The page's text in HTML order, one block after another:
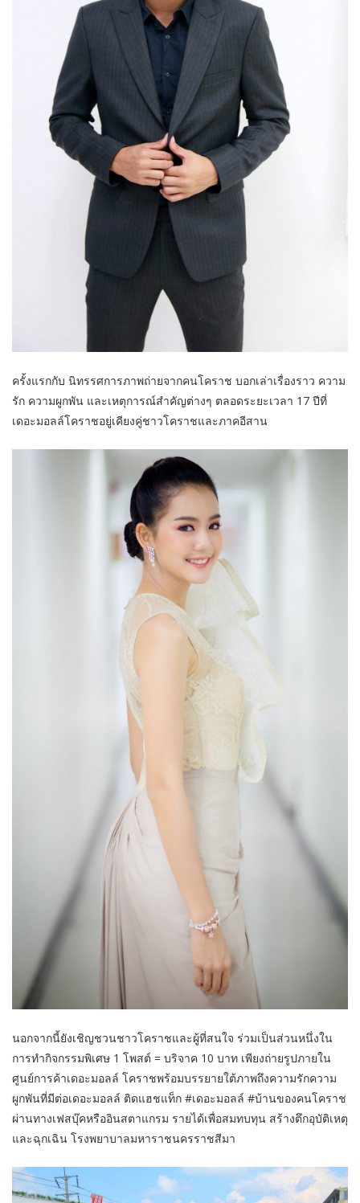
ครั้งแรกกับ นิทรรศการภาพถ่ายจากคนโคราช บอกเล่าเรื่องราว ความ
รัก ความผูกพัน และเหตุการณ์สำคัญต่างๆ ตลอดระยะเวลา 17 ปีที่
เดอะมอลล์โคราชอยู่เคียงคู่ชาวโคราชและภาคอีสาน
นอกจากนี้ยังเชิญชวนชาวโคราชและผู้ที่สนใจ ร่วมเป็นส่วนหนึ่งใน
การทำกิจกรรมพิเศษ 1 โพสต์ = บริจาค 10 บาท เพียงถ่ายรูปภายใน
ศูนย์การค้าเดอะมอลล์ โคราชพร้อมบรรยายใต้ภาพถึงความรักความ
ผูกพันที่มีต่อเดอะมอลล์ ติดแฮชแท็ก #เดอะมอลล์ #บ้านของคนโคราช
ผ่านทางเฟสบุ๊คหรืออินสตาแกรม รายได้เพื่อสมทบทุน สร้างตึกอุบัติเหตุ
และฉุกเฉิน โรงพยาบาลมหาราชนครราชสีมา